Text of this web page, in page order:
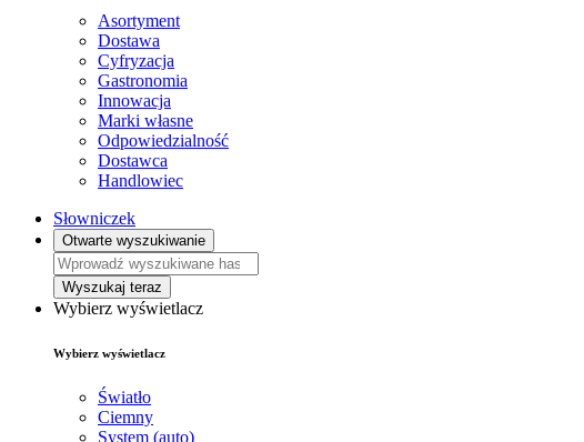
Asortyment
Dostawa
Cyfryzacja
Gastronomia
Innowacja
Marki własne
Odpowiedzialność
Dostawca
Handlowiec
Słowniczek
Otwarte wyszukiwanie
Wyszukaj teraz
Wybierz wyświetlacz
Wybierz wyświetlacz
Światło
Ciemny
System (auto)